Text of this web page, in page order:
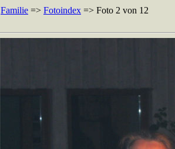
Familie => Fotoindex => Foto 2 von 12